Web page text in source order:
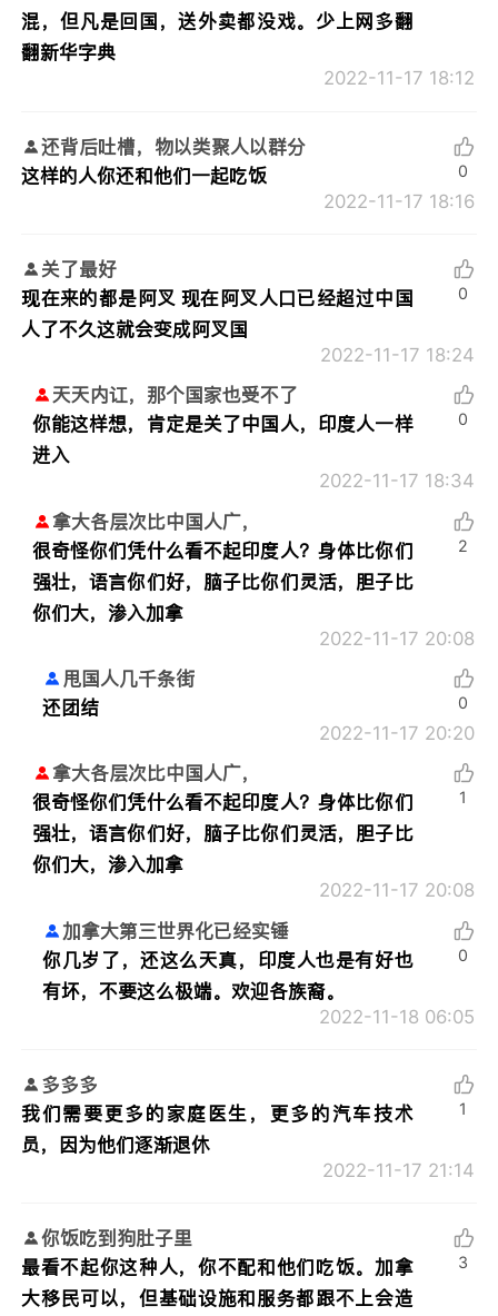
混，但凡是回国，送外卖都没戏。少上网多翻
翻新华字典
2022-11-17 18:12
还背后吐槽，物以类聚人以群分
这样的人你还和他们一起吃饭
2022-11-17 18:16
0
关了最好
现在来的都是阿叉 现在阿叉人口已经超过中国
人了不久这就会变成阿叉国
2022-11-17 18:24
0
天天内讧，那个国家也受不了
你能这样想，肯定是关了中国人，印度人一样
进入
2022-11-17 18:34
0
拿大各层次比中国人广，
很奇怪你们凭什么看不起印度人？身体比你们
强壮，语言你们好，脑子比你们灵活，胆子比
你们大，渗入加拿
2022-11-17 20:08
2
甩国人几千条街
还团结
2022-11-17 20:20
0
拿大各层次比中国人广，
很奇怪你们凭什么看不起印度人？身体比你们
强壮，语言你们好，脑子比你们灵活，胆子比
你们大，渗入加拿
2022-11-17 20:08
1
加拿大第三世界化已经实锤
你几岁了，还这么天真，印度人也是有好也
有坏，不要这么极端。欢迎各族裔。
2022-11-18 06:05
0
多多多
我们需要更多的家庭医生，更多的汽车技术
员，因为他们逐渐退休
2022-11-17 21:14
1
你饭吃到狗肚子里
最看不起你这种人，你不配和他们吃饭。加拿
大移民可以，但基础设施和服务都跟不上会造
3